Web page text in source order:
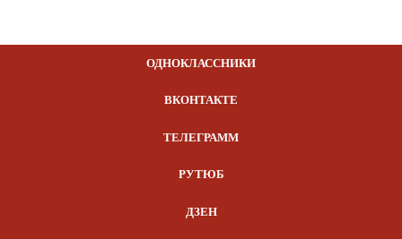
ОДНОКЛАССНИКИ
ВКОНТАКТЕ
ТЕЛЕГРАММ
РУТЮБ
ДЗЕН